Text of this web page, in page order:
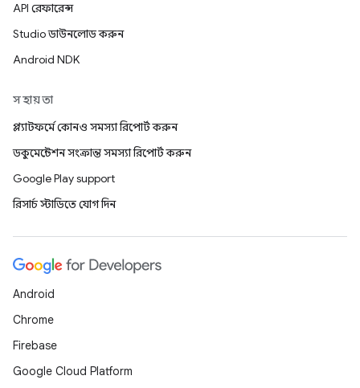
API রেফারেন্স
Studio ডাউনলোড করুন
Android NDK
সহায়তা
প্ল্যাটফর্মে কোনও সমস্যা রিপোর্ট করুন
ডকুমেন্টেশন সংক্রান্ত সমস্যা রিপোর্ট করুন
Google Play support
রিসার্চ স্টাডিতে যোগ দিন
Android
Chrome
Firebase
Google Cloud Platform